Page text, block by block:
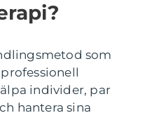
som
individer, par
hantera sina